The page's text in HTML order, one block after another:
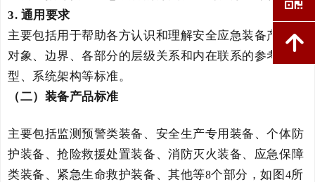
3. 通用要求
主要包括用于帮助各方认识和理解安全应急装备产品的
对象、边界、各部分的层级关系和内在联系的参考模
型、系统架构等标准。
（二）装备产品标准
主要包括监测预警类装备、安全生产专用装备、个体防
护装备、抢险救援处置装备、消防灭火装备、应急保障
类装备、紧急生命救护装备、其他等8个部分，如图 4所
녕